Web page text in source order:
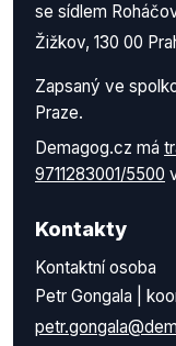
se sídlem
Žižkov, 130 00
Zapsaný ve
Praze.
Demagog.cz má
9711283001/5500
Kontakty
Kontaktní osoba
Petr Gongala |